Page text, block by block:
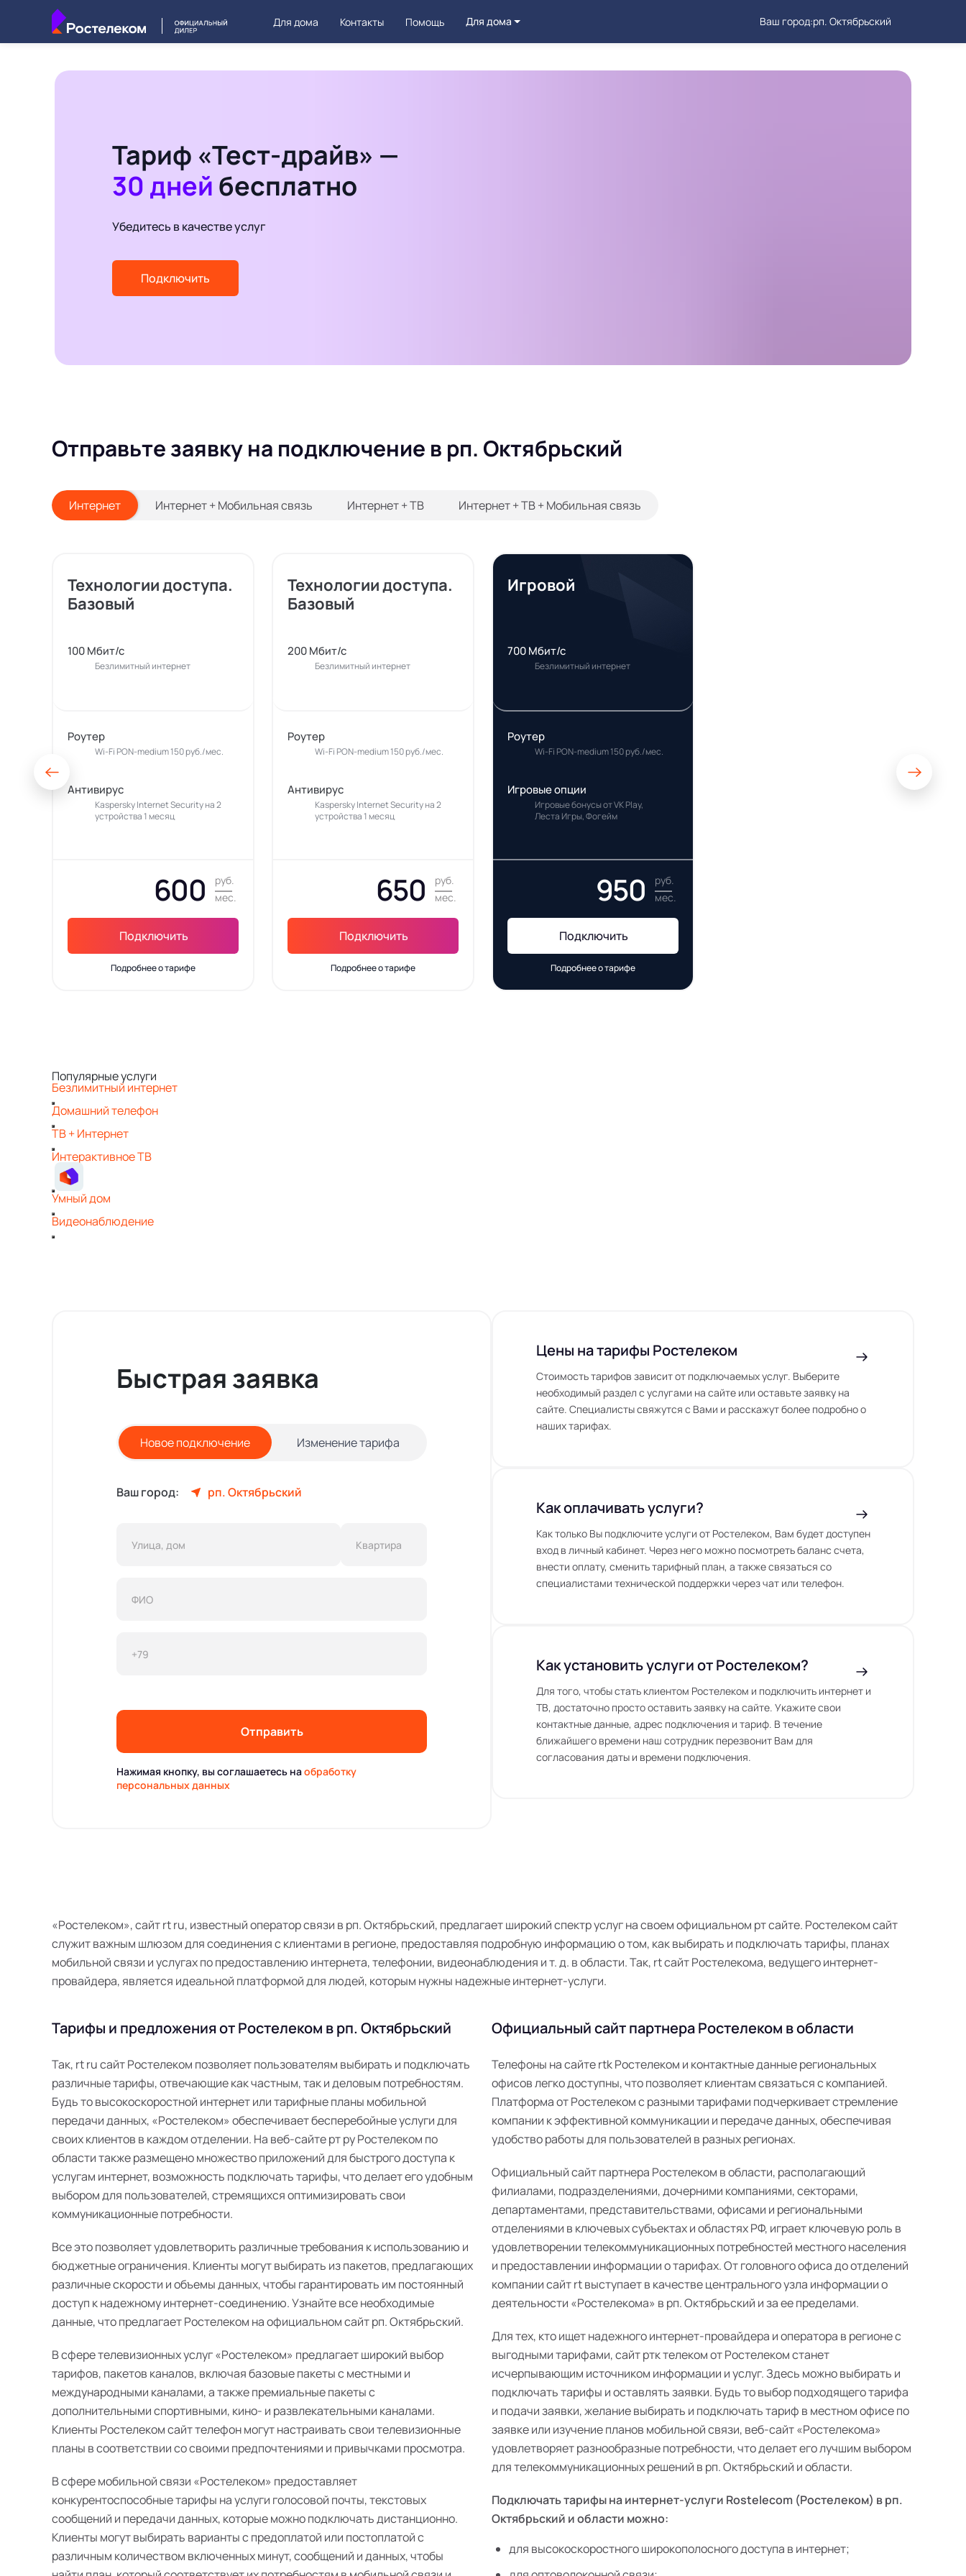
Для дома Контакты Помощь Для дома Ваш город:рп. Октябрьский
Тариф «Тест-драйв» —
30 дней бесплатно
Убедитесь в качестве услуг
Подключить
Отправьте заявку на подключение в рп. Октябрьский
Интернет Интернет + Мобильная связь Интернет + ТВ Интернет + ТВ + Мобильная связь
Технологии доступа.
Базовый
100 Мбит/с
Безлимитный интернет
Роутер
Wi-Fi PON-medium 150 руб./мес.
Антивирус
Kaspersky Internet Security на 2
устройства 1 месяц
600
руб.
мес.
Подключить
Подробнее о тарифе
Технологии доступа.
Базовый
200 Мбит/с
Безлимитный интернет
Роутер
Wi-Fi PON-medium 150 руб./мес.
Антивирус
Kaspersky Internet Security на 2
устройства 1 месяц
650
руб.
мес.
Подключить
Подробнее о тарифе
Игровой
700 Мбит/с
Безлимитный интернет
Роутер
Wi-Fi PON-medium 150 руб./мес.
Игровые опции
Игровые бонусы от VK Play,
Леста Игры, Фогейм
950
руб.
мес.
Подключить
Подробнее о тарифе
Популярные услуги
Безлимитный интернет
Домашний телефон
ТВ + Интернет
Интерактивное ТВ
Умный дом
Видеонаблюдение
Быстрая заявка
Новое подключение Изменение тарифа
Ваш город: рп. Октябрьский
Отправить
Нажимая кнопку, вы соглашаетесь наобработку
персональных данных
Цены на тарифы Ростелеком
Стоимость тарифов зависит от подключаемых услуг. Выберите
необходимый раздел с услугами на сайте или оставьте заявку на
сайте. Специалисты свяжутся с Вами и расскажут более подробно о
наших тарифах.
Как оплачивать услуги?
Как только Вы подключите услуги от Ростелеком, Вам будет доступен
вход в личный кабинет. Через него можно посмотреть баланс счета,
внести оплату, сменить тарифный план, а также связаться со
специалистами технической поддержки через чат или телефон.
Как установить услуги от Ростелеком?
Для того, чтобы стать клиентом Ростелеком и подключить интернет и
ТВ, достаточно просто оставить заявку на сайте. Укажите свои
контактные данные, адрес подключения и тариф. В течение
ближайшего времени наш сотрудник перезвонит Вам для
согласования даты и времени подключения.
«Ростелеком», сайт rt ru, известный оператор связи в рп. Октябрьский, предлагает широкий спектр услуг на своем официальном рт сайте. Ростелеком сайт
служит важным шлюзом для соединения с клиентами в регионе, предоставляя подробную информацию о том, как выбирать и подключать тарифы, планах
мобильной связи и услугах по предоставлению интернета, телефонии, видеонаблюдения и т. д. в области. Так, rt сайт Ростелекома, ведущего интернет-
провайдера, является идеальной платформой для людей, которым нужны надежные интернет-услуги.
Тарифы и предложения от Ростелеком в рп. Октябрьский
Так, rt ru сайт Ростелеком позволяет пользователям выбирать и подключать
различные тарифы, отвечающие как частным, так и деловым потребностям.
Будь то высокоскоростной интернет или тарифные планы мобильной
передачи данных, «Ростелеком» обеспечивает бесперебойные услуги для
своих клиентов в каждом отделении. На веб-сайте рт ру Ростелеком по
области также размещено множество приложений для быстрого доступа к
услугам интернет, возможность подключать тарифы, что делает его удобным
выбором для пользователей, стремящихся оптимизировать свои
коммуникационные потребности.
Все это позволяет удовлетворить различные требования к использованию и
бюджетные ограничения. Клиенты могут выбирать из пакетов, предлагающих
различные скорости и объемы данных, чтобы гарантировать им постоянный
доступ к надежному интернет-соединению. Узнайте все необходимые
данные, что предлагает Ростелеком на официальном сайт рп. Октябрьский.
В сфере телевизионных услуг «Ростелеком» предлагает широкий выбор
тарифов, пакетов каналов, включая базовые пакеты с местными и
международными каналами, а также премиальные пакеты с
дополнительными спортивными, кино- и развлекательными каналами.
Клиенты Ростелеком сайт телефон могут настраивать свои телевизионные
планы в соответствии со своими предпочтениями и привычками просмотра.
В сфере мобильной связи «Ростелеком» предоставляет
конкурентоспособные тарифы на услуги голосовой почты, текстовых
сообщений и передачи данных, которые можно подключать дистанционно.
Клиенты могут выбирать варианты с предоплатой или постоплатой с
различным количеством включенных минут, сообщений и данных, чтобы
Официальный сайт партнера Ростелеком в области
Телефоны на сайте rtk Ростелеком и контактные данные региональных
офисов легко доступны, что позволяет клиентам связаться с компанией.
Платформа от Ростелеком с разными тарифами подчеркивает стремление
компании к эффективной коммуникации и передаче данных, обеспечивая
удобство работы для пользователей в разных регионах.
Официальный сайт партнера Ростелеком в области, располагающий
филиалами, подразделениями, дочерними компаниями, секторами,
департаментами, представительствами, офисами и региональными
отделениями в ключевых субъектах и областях РФ, играет ключевую роль в
удовлетворении телекоммуникационных потребностей местного населения
и предоставлении информации о тарифах. От головного офиса до отделений
компании сайт rt выступает в качестве центрального узла информации о
деятельности «Ростелекома» в рп. Октябрьский и за ее пределами.
Для тех, кто ищет надежного интернет-провайдера и оператора в регионе с
выгодными тарифами, сайт ртк телеком от Ростелеком станет
исчерпывающим источником информации и услуг. Здесь можно выбирать и
подключать тарифы и оставлять заявки. Будь то выбор подходящего тарифа
и подачи заявки, желание выбирать и подключать тариф в местном офисе по
заявке или изучение планов мобильной связи, веб-сайт «Ростелекома»
удовлетворяет разнообразные потребности, что делает его лучшим выбором
для телекоммуникационных решений в рп. Октябрьский и области.
Подключать тарифы на интернет-услуги Rostelecom (Ростелеком) в рп.
Октябрьский и области можно:
для высокоскоростного широкополосного доступа в интернет;